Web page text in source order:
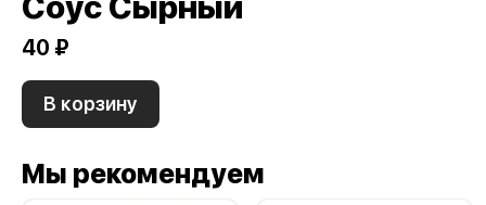
40 ₽
В корзину
Мы рекомендуем